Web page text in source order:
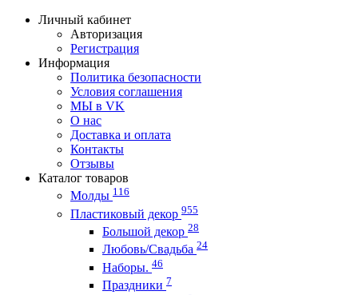
Личный кабинет
Авторизация
Регистрация
Информация
Политика безопасности
Условия соглашения
МЫ в VK
О нас
Доставка и оплата
Контакты
Отзывы
Каталог товаров
Молды 116
Пластиковый декор 955
Большой декор 28
Любовь/Cвадьба 24
Наборы. 46
Праздники 7